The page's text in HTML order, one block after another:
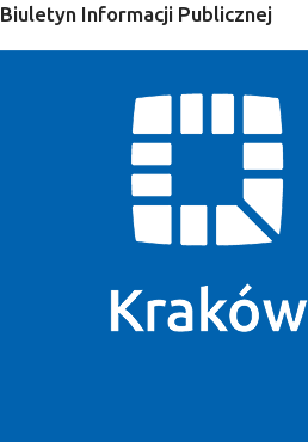
Biuletyn Informacji Publicznej